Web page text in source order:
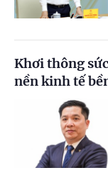
Khơi thông
nền kinh tế